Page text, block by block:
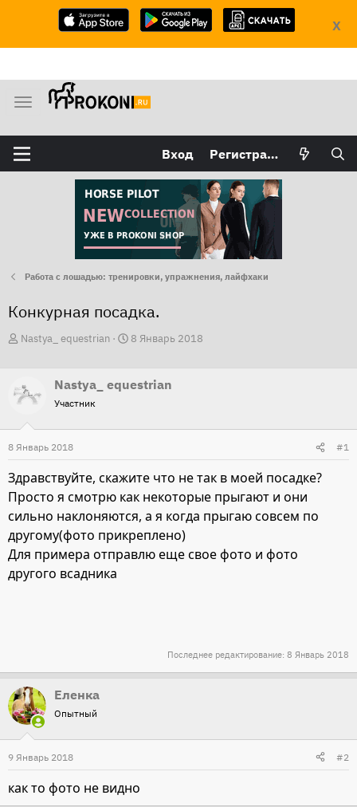
X
М
н
ю
Вход Регистрация
Работа с лошадью: тренировки, упражнения, лайфхаки
Конкурная посадка.
А
о
т
е
Nastya_ equestrian
Д
а
8 Январь 2018
Nastya_ equestrian
Участник
8 Январь 2018 #1
Здравствуйте, скажите что не так в моей посадке?
Просто я смотрю как некоторые прыгают и они
сильно наклоняются, а я когда прыгаю совсем по
другому(фото прикреплено)
Для примера отправлю еще свое фото и фото
другого всадника
Последнее редактирование: 8 Январь 2018
Еленка
Опытный
9 Январь 2018 #2
как то фото не видно